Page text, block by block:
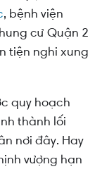
, bệnh viện
cư Quận 2
tiện nghi xung
quy hoạch
thành lối
nơi đây. Hay
vượng hạn